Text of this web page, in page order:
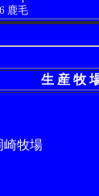
鹿毛
生 産 牧
崎牧場